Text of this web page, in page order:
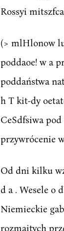
Rossyi
(> mlHlonow
poddaoe! w a
poddaństwa
h T kit-dy
CeSdfsiwa
przywrócenie
Od dni kilku
d a . Wesele o
Niemieckie
rozmaitych